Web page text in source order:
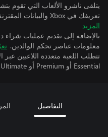
يتلقى ناشرو الألعاب التي تقوم
تعريفك في Xbox والبيانات المقترنة بينما تمارس الألعاب.
المزيد
بالإضافة إلى تقديم عمليات شراء
معلومات عناصر تحكم الوالدين.
Essential أو Premium أو Ultimate (اشتراكات تُباع بشكل منفصل).
التفاصيل